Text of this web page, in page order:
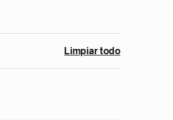
Limpiar todo